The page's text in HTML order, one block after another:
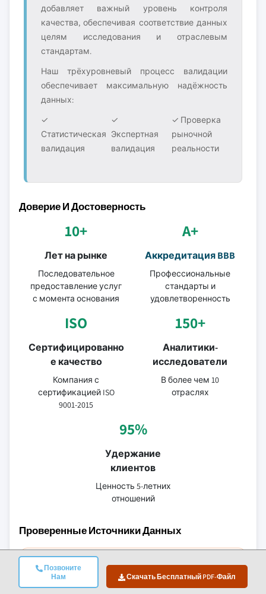
Позвоните
Нам
Скачать Бесплатный PDF-Файл
добавляет важный уровень контроля
качества, обеспечивая соответствие данных
целям исследования и отраслевым
стандартам.
Наш трёхуровневый процесс валидации
обеспечивает максимальную надёжность
данных:
✓
Статистическая
валидация
✓
Экспертная
валидация
✓ Проверка
рыночной
реальности
Доверие И Достоверность
10+
Лет на рынке
Последовательное
предоставление услуг
с момента основания
A+
Аккредитация BBB
Профессиональные
стандарты и
удовлетворенность
ISO
Сертифицированно
е качество
Компания с
сертификацией ISO
9001-2015
150+
Аналитики-
исследователи
В более чем 10
отраслях
95%
Удержание
клиентов
Ценность 5-летних
отношений
Проверенные Источники Данных
Отраслевые издания
Журналы и торговая пресса в сфере